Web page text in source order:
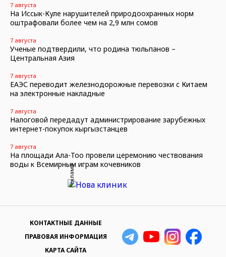
7 августа
На Иссык-Куле нарушителей природоохранных норм
оштрафовали более чем на 2,9 млн сомов
7 августа
Ученые подтвердили, что родина тюльпанов –
Центральная Азия
7 августа
ЕАЭС переводит железнодорожные перевозки с Китаем
на электронные накладные
7 августа
Налоговой передадут администрирование зарубежных
интернет-покупок кыргызстанцев
7 августа
На площади Ала-Тоо провели церемонию чествования
воды к Всемирным играм кочевников
Реклама
КОНТАКТНЫЕ ДАННЫЕ
ПРАВОВАЯ ИНФОРМАЦИЯ
КАРТА САЙТА